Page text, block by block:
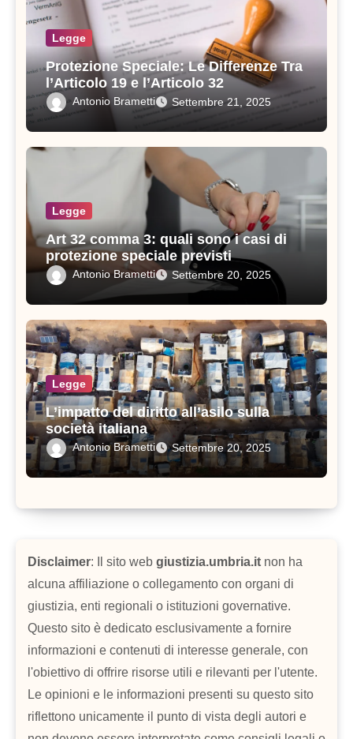
Legge
Protezione Speciale: Le Differenze Tra
l’Articolo 19 e l’Articolo 32
Antonio Brametti Settembre 21, 2025
Legge
Art 32 comma 3: quali sono i casi di
protezione speciale previsti
Antonio Brametti Settembre 20, 2025
Legge
L’impatto del diritto all’asilo sulla
società italiana
Antonio Brametti Settembre 20, 2025
Disclaimer: Il sito web giustizia.umbria.it non ha
alcuna affiliazione o collegamento con organi di
giustizia, enti regionali o istituzioni governative.
Questo sito è dedicato esclusivamente a fornire
informazioni e contenuti di interesse generale, con
l'obiettivo di offrire risorse utili e rilevanti per l'utente.
Le opinioni e le informazioni presenti su questo sito
riflettono unicamente il punto di vista degli autori e